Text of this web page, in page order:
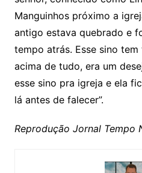
Manguinhos próximo a
antigo estava quebrado e
tempo atrás. Esse sino
acima de tudo, era um
esse sino pra igreja e ela
lá antes de falecer”.
Reprodução Jornal Tempo